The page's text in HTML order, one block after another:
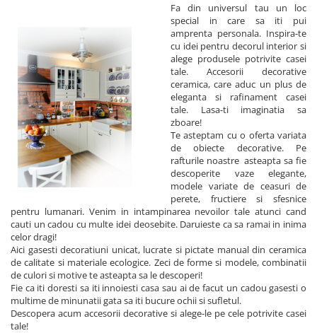
Fa din universul tau un loc
special in care sa iti pui
amprenta personala. Inspira-te
cu idei pentru decorul interior si
alege produsele potrivite casei
tale. Accesorii decorative
ceramica, care aduc un plus de
eleganta si rafinament casei
tale. Lasa-ti imaginatia sa
zboare!
Te asteptam cu o oferta variata
de obiecte decorative. Pe
rafturile noastre asteapta sa fie
descoperite vaze elegante,
modele variate de ceasuri de
perete, fructiere si sfesnice
pentru lumanari. Venim in intampinarea nevoilor tale atunci cand
cauti un cadou cu multe idei deosebite. Daruieste ca sa ramai in inima
celor dragi!
Aici gasesti decoratiuni unicat, lucrate si pictate manual din ceramica
de calitate si materiale ecologice. Zeci de forme si modele, combinatii
de culori si motive te asteapta sa le descoperi!
Fie ca iti doresti sa iti innoiesti casa sau ai de facut un cadou gasesti o
multime de minunatii gata sa iti bucure ochii si sufletul.
Descopera acum accesorii decorative si alege-le pe cele potrivite casei
tale!